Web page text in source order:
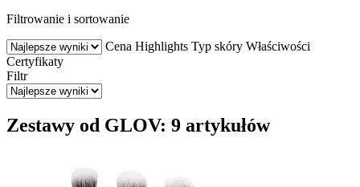
Filtrowanie i sortowanie
Cena Highlights Typ skóry Właściwości
Certyfikaty
Filtr
Zestawy od GLOV: 9 artykułów